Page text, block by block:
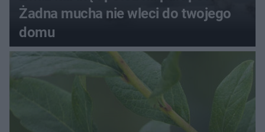
Żadna mucha nie wleci do twojego
domu